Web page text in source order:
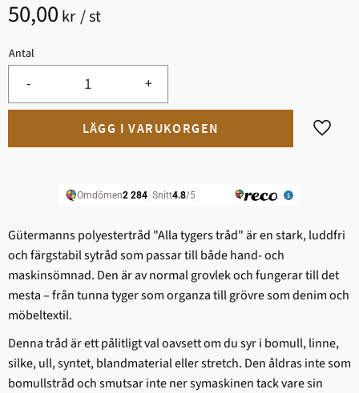
50,00 kr /st
Antal
+
-
Lägg
Gütermanns polyestertråd "Alla tygers tråd" är en stark, ludd­fri
och färgstabil sytråd som passar till både hand- och
maskinsömnad. Den är av normal grovlek och fungerar till det
mesta – från tunna tyger som organza till grövre som denim och
möbeltextil.
Denna tråd är ett pålitligt val oavsett om du syr i bomull, linne,
silke, ull, syntet, blandmaterial eller stretch. Den åldras inte som
bomullstråd och smutsar inte ner symaskinen tack vare sin